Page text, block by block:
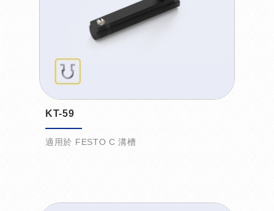
KT-59
適用於 FESTO C 溝槽